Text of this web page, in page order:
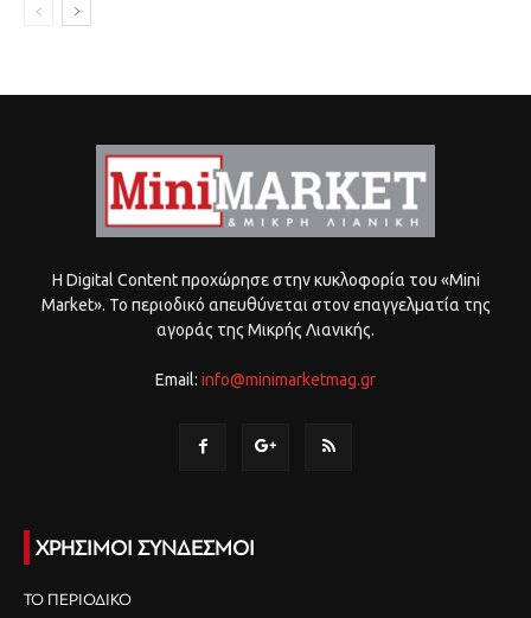
Η Digital Content προχώρησε στην κυκλοφορία του «Mini
Market». Το περιοδικό απευθύνεται στον επαγγελματία της
αγοράς της Μικρής Λιανικής.
Email: info@minimarketmag.gr
ΧΡΗΣΙΜΟΙ ΣΥΝΔΕΣΜΟΙ
ΤΟ ΠΕΡΙΟΔΙΚΟ